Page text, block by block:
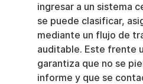
ingresar a un sistema
se puede clasificar,
mediante un flujo de
auditable. Este frente
garantiza que no se
informe y que se